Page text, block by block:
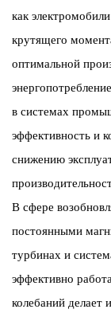
как
крутящего
оптимальной
в системах
эффективность и
снижению
В сфере
постоянными
турбинах и
эффективно
колебаний делает